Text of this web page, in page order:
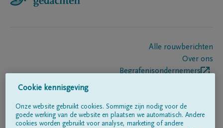
Alle rouwberichten
Over ons
Begrafenisondernemers
Volg ons op
Cookie kennisgeving
Onze website gebruikt cookies. Sommige zijn nodig voor de
goede werking van de website en plaatsen we automatisch. Andere
cookies worden gebruikt voor analyse, marketing of andere